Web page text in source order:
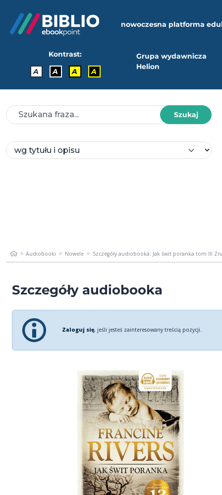
nowoczesna platforma
Kontrast:
A
A A A
Grupa wydawnicza
Helion
Szukaj
Audiobooki Nowele Szczegóły audiobooka: Jak świt poranka tom III
Szczegóły audiobooka
Zaloguj się, jeśli jesteś zainteresowany treścią pozycji.